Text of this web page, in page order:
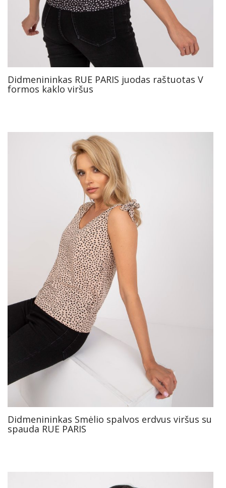
Didmenininkas RUE PARIS juodas raštuotas V
formos kaklo viršus
Didmenininkas Smėlio spalvos erdvus viršus su
spauda RUE PARIS